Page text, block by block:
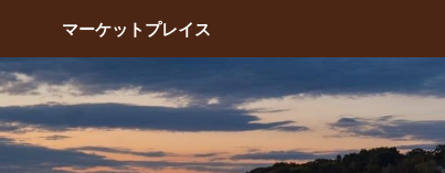
マーケットプレイス